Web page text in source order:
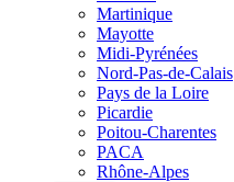
Martinique
Mayotte
Midi-Pyrénées
Nord-Pas-de-Calais
Pays de la Loire
Picardie
Poitou-Charentes
PACA
Rhône-Alpes